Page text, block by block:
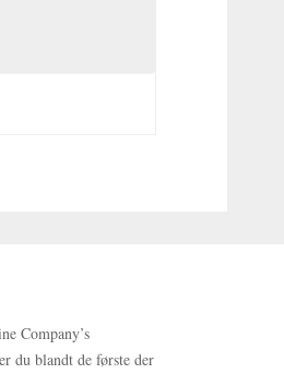
Company’s
du blandt de første der